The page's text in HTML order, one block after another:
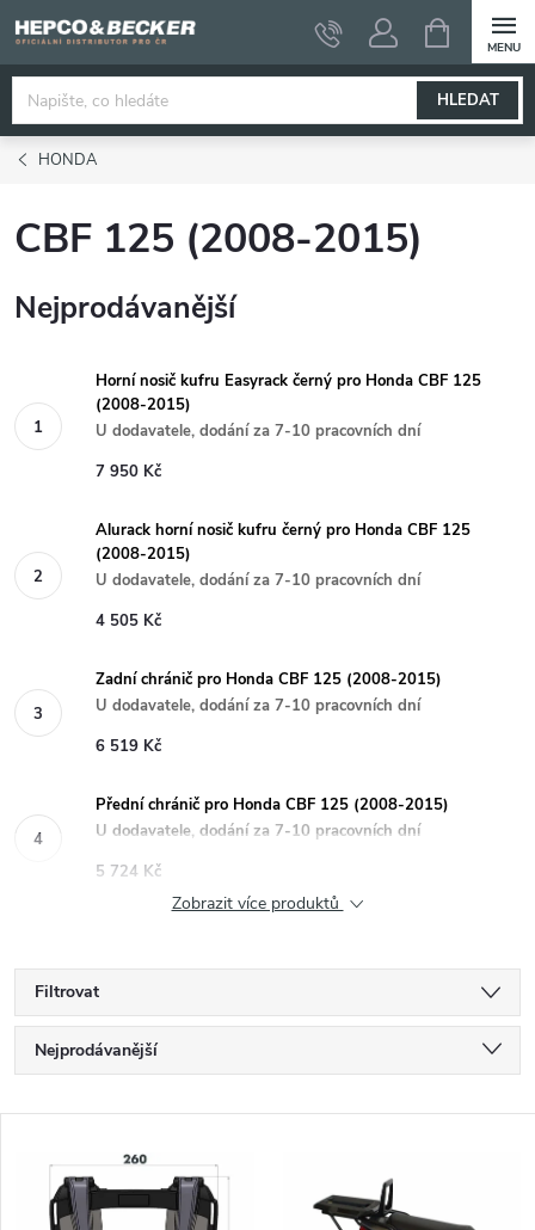
na
obsah
HLEDAT
NÁKUPNÍ
KOŠÍK
HONDA
CBF 125 (2008-2015)
Nejprodávanější
Horní nosič kufru Easyrack černý pro Honda CBF 125
(2008-2015)
U dodavatele, dodání za 7-10 pracovních dní
7 950 Kč
Alurack horní nosič kufru černý pro Honda CBF 125
(2008-2015)
U dodavatele, dodání za 7-10 pracovních dní
4 505 Kč
Zadní chránič pro Honda CBF 125 (2008-2015)
U dodavatele, dodání za 7-10 pracovních dní
6 519 Kč
Přední chránič pro Honda CBF 125 (2008-2015)
U dodavatele, dodání za 7-10 pracovních dní
5 724 Kč
Zobrazit více produktů
Filtrovat
Ř
a
Nejprodávanější
Abecedně